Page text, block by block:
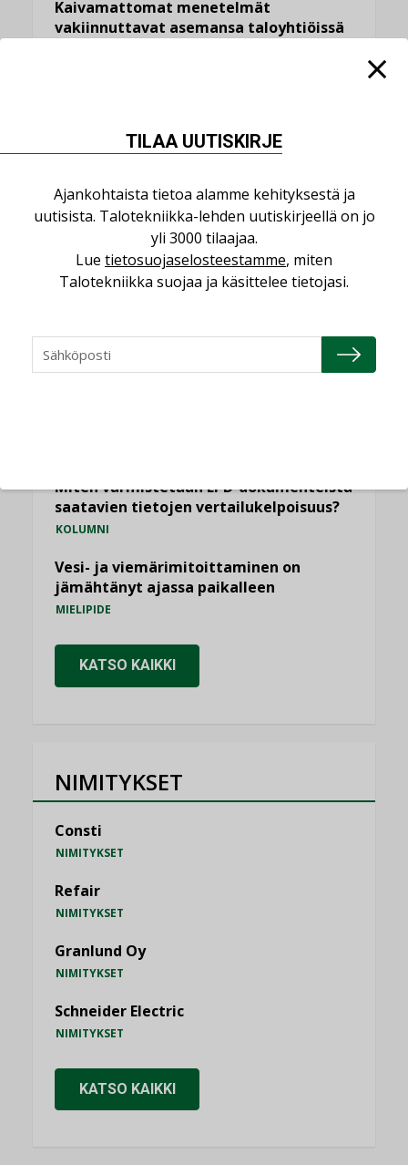
Kaivamattomat menetelmät
vakiinnuttavat asemansa taloyhtiöissä
NÄKÖKULMIA
Puheista tekoihin – uusin teknologia
käyttöön kiinteistöissä
Sähköistäminen säästää euroja
KOLUMNI
Miten varmistetaan EPD-dokumenteista
saatavien tietojen vertailukelpoisuus?
KOLUMNI
Vesi- ja viemärimitoittaminen on
jämähtänyt ajassa paikalleen
MIELIPIDE
KATSO KAIKKI
NIMITYKSET
Consti
NIMITYKSET
Refair
NIMITYKSET
Granlund Oy
NIMITYKSET
Schneider Electric
NIMITYKSET
KATSO KAIKKI
TILAA UUTISKIRJE
Ajankohtaista tietoa alamme kehityksestä ja
uutisista. Talotekniikka-lehden uutiskirjeellä on jo
yli 3000 tilaajaa.
Lue tietosuojaselosteestamme, miten
Talotekniikka suojaa ja käsittelee tietojasi.